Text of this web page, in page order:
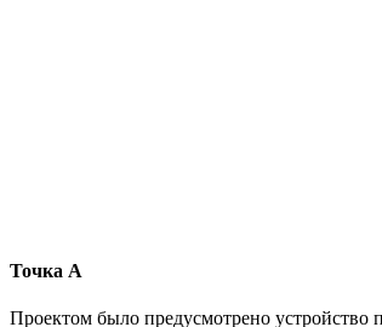
Точка А
Проектом было предусмотрено устройство